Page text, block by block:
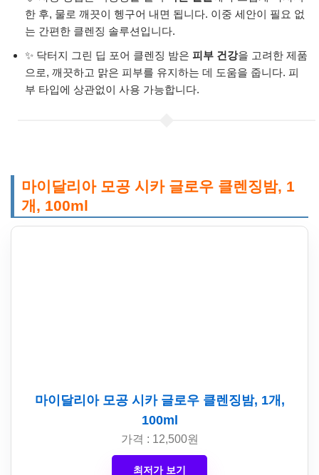
한 후, 물로 깨끗이 헹구어 내면 됩니다. 이중 세안이 필요 없
는 간편한 클렌징 솔루션입니다.
✨ 닥터지 그린 딥 포어 클렌징 밤은 피부 건강을 고려한 제품
으로, 깨끗하고 맑은 피부를 유지하는 데 도움을 줍니다. 피
부 타입에 상관없이 사용 가능합니다.
마이달리아 모공 시카 글로우 클렌징밤, 1
개, 100ml
마이달리아 모공 시카 글로우 클렌징밤, 1개,
100ml
가격 : 12,500원
최저가 보기